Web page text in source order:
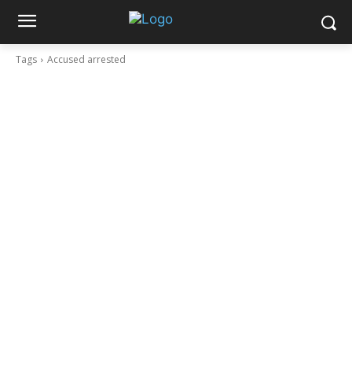
Tags Accused arrested